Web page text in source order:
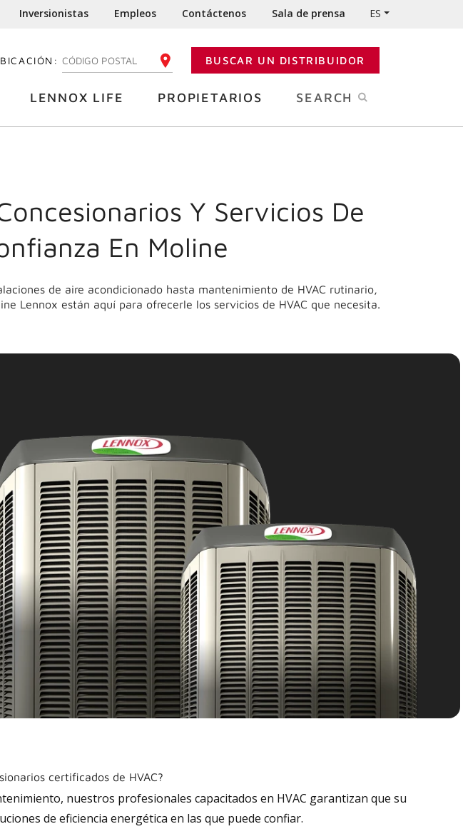
Inversionistas Empleos Contáctenos Sala de prensa ES
INGRESE SU CÓDIGO POSTAL BUSCAR UN DISTRIBUIDOR
LENNOX LIFE PROPIETARIOS SEARCH
Y Servicios De
En Moline
de aire acondicionado hasta mantenimiento de HVAC rutinario,
Lennox están aquí para ofrecerle los servicios de HVAC que necesita.
certificados de HVAC?
nuestros profesionales capacitados en HVAC garantizan que su
de eficiencia energética en las que puede confiar.